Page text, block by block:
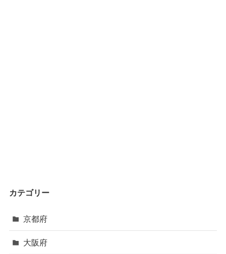
カテゴリー
京都府
大阪府